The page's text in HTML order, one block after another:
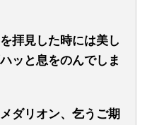
拝見した時には美し
ッと息をのんでしま
ダリオン、乞うご期